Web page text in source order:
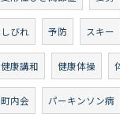
しびれ 予防 スキー
健康講和 健康体操
町内会 パーキンソン病